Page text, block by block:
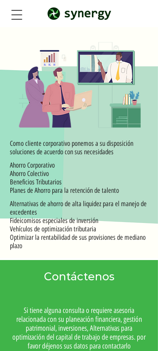
Como cliente corporativo ponemos a su disposición
soluciones de acuerdo con sus necesidades
Ahorro Corporativo
Ahorro Colectivo
Beneficios Tributarios
Planes de Ahorro para la retención de talento
Alternativas de ahorro de alta liquidez para el manejo de
excedentes
Fideicomisos especiales de inversión
Vehículos de optimización tributaria
Optimizar la rentabilidad de sus provisiones de mediano
plazo
Contáctenos
Si tiene alguna consulta o requiere asesoria
relacionada con su planeación financiera, gestión
patrimonial, inversiones, Alternativas para
optimización del capital de trabajo de empresas. por
favor déjenos sus datos para contactarlo